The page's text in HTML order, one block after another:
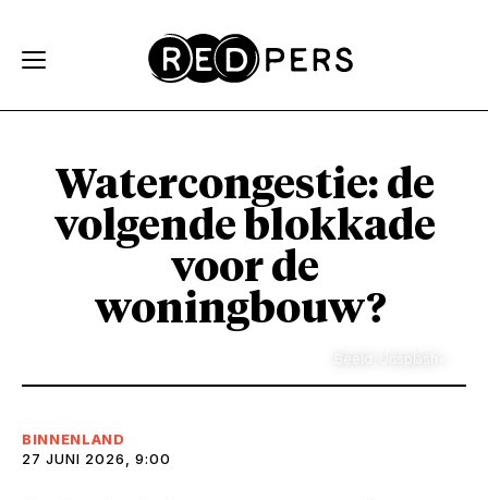
Watercongestie: de
volgende blokkade
voor de
woningbouw?
BINNENLAND
27 JUNI 2026, 9:00